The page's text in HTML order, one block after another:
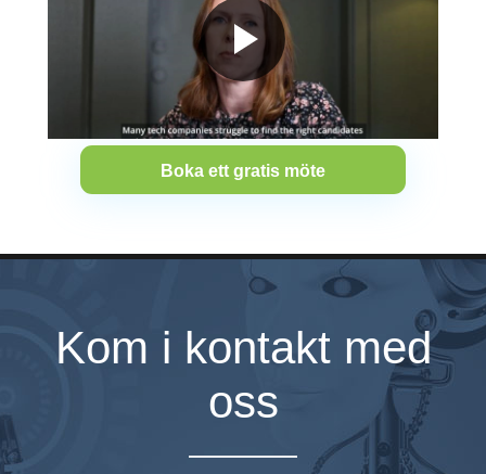
Boka ett gratis möte
Kom i kontakt med
oss